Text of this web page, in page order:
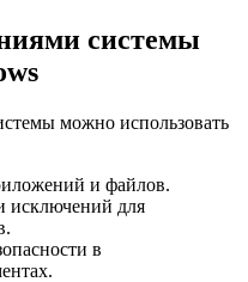
системы
можно использовать
и файлов.
исключений для
в